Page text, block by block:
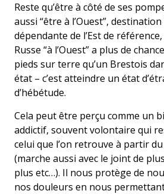
Reste qu’être à côté de ses
aussi “être à l’Ouest”,
dépendante de l’Est de
Russe “à l’Ouest” a plus de
pieds sur terre qu’un Brestois
état – c’est atteindre un état
d’hébétude.
Cela peut être perçu comme un
addictif, souvent volontaire qui
celui que l’on retrouve à partir
(marche aussi avec le joint de
plus etc…). Il nous protège de
nos douleurs en nous